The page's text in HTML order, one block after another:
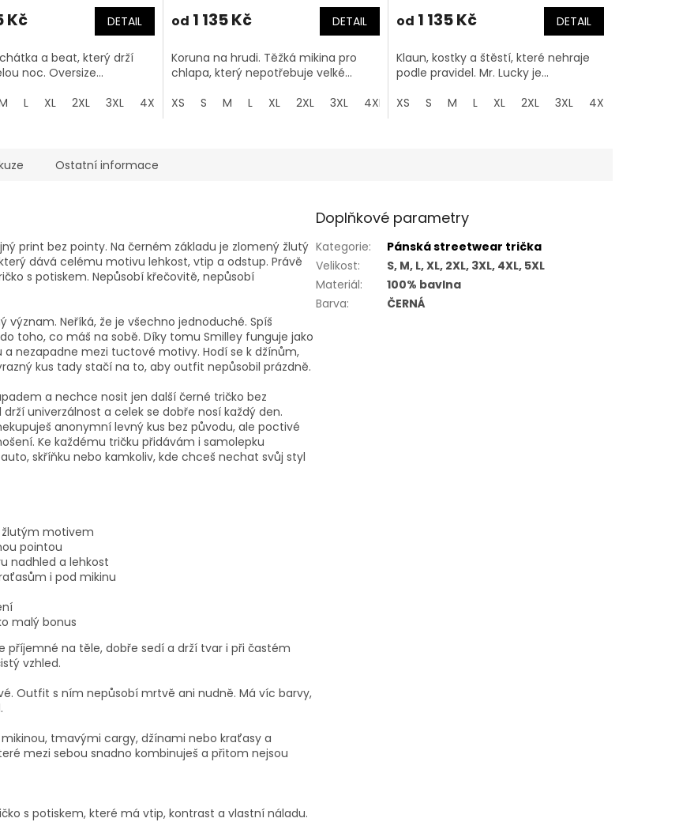
Kč DETAIL
a beat, který drží
noc. Oversize...
L XL 2XL 3XL 4XL 5XL
od 1 135 Kč DETAIL
Koruna na hrudi. Těžká mikina pro
chlapa, který nepotřebuje velké...
XS
S M L XL 2XL 3XL 4XL 5XL
od 1 135 Kč DETAIL
Klaun, kostky a štěstí, které nehraje
podle pravidel. Mr. Lucky je...
XS
S M L XL 2XL 3XL 4XL
Ostatní informace
print bez pointy. Na černém základu je zlomený žlutý
dává celému motivu lehkost, vtip a odstup. Právě
s potiskem. Nepůsobí křečovitě, nepůsobí
význam. Neříká, že je všechno jednoduché. Spíš
toho, co máš na sobě. Díky tomu Smilley funguje jako
nezapadne mezi tuctové motivy. Hodí se k džínům,
kus tady stačí na to, aby outfit nepůsobil prázdně.
a nechce nosit jen další černé tričko bez
univerzálnost a celek se dobře nosí každý den.
anonymní levný kus bez původu, ale poctivé
Ke každému tričku přidávám i samolepku
skříňku nebo kamkoliv, kde chceš nechat svůj styl
žlutým motivem
pointou
nadhled a lehkost
i pod mikinu
malý bonus
příjemné na těle, dobře sedí a drží tvar i při častém
vzhled.
Outfit s ním nepůsobí mrtvě ani nudně. Má víc barvy,
tmavými cargy, džínami nebo kraťasy a
mezi sebou snadno kombinuješ a přitom nejsou
s potiskem, které má vtip, kontrast a vlastní náladu.
Doplňkové parametry
Kategorie:
Pánská streetwear trička
Velikost:
S, M, L, XL, 2XL, 3XL, 4XL, 5XL
Materiál:
100% bavlna
Barva: ČERNÁ